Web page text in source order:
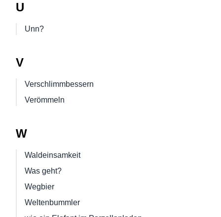
U
Unn?
V
Verschlimmbessern
Verömmeln
W
Waldeinsamkeit
Was geht?
Wegbier
Weltenbummler